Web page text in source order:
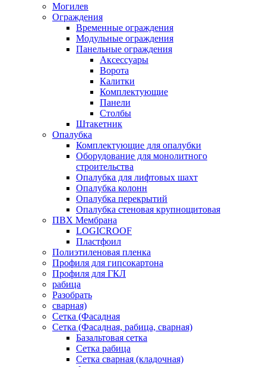
Могилев
Ограждения
Временные ограждения
Модульные ограждения
Панельные ограждения
Аксессуары
Ворота
Калитки
Комплектующие
Панели
Столбы
Штакетник
Опалубка
Комплектующие для опалубки
Оборудование для монолитного
строительства
Опалубка для лифтовых шахт
Опалубка колонн
Опалубка перекрытий
Опалубка стеновая крупнощитовая
ПВХ Мембрана
LOGICROOF
Плaстфoил
Полиэтиленовая пленка
Профиля для гипсокартона
Профиля для ГКЛ
рабица
Разобрать
сварная)
Сетка (Фасадная
Сетка (Фасадная, рабица, сварная)
Базальтовая сетка
Сетка рабица
Сетка сварная (кладочная)